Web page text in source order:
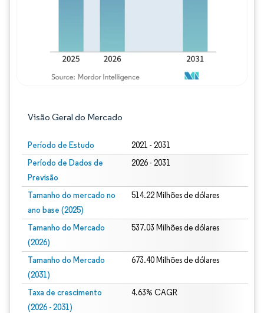
Visão Geral do Mercado
Período de Estudo 2021 - 2031
Período de Dados de
Previsão
2026 - 2031
Tamanho do mercado no
ano base (2025)
514.22 Milhões de dólares
Tamanho do Mercado
(2026)
537.03 Milhões de dólares
Tamanho do Mercado
(2031)
673.40 Milhões de dólares
Taxa de crescimento
(2026 - 2031)
4.63% CAGR